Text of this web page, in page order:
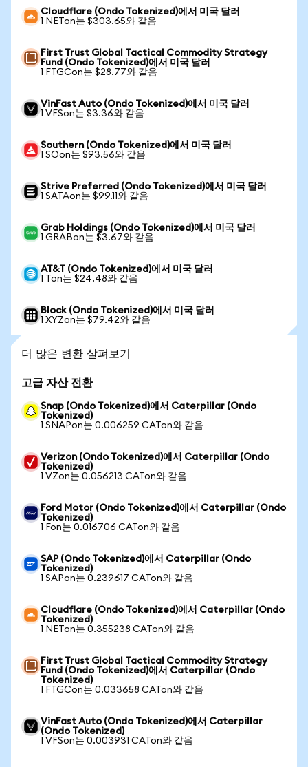
Cloudflare (Ondo Tokenized)에서 미국 달러
1 NETon는 $303.65와 같음
First Trust Global Tactical Commodity Strategy
Fund (Ondo Tokenized)에서 미국 달러
1 FTGCon는 $28.77와 같음
VinFast Auto (Ondo Tokenized)에서 미국 달러
1 VFSon는 $3.36와 같음
Southern (Ondo Tokenized)에서 미국 달러
1 SOon는 $93.56와 같음
Strive Preferred (Ondo Tokenized)에서 미국 달러
1 SATAon는 $99.11와 같음
Grab Holdings (Ondo Tokenized)에서 미국 달러
1 GRABon는 $3.67와 같음
AT&T (Ondo Tokenized)에서 미국 달러
1 Ton는 $24.48와 같음
Block (Ondo Tokenized)에서 미국 달러
1 XYZon는 $79.42와 같음
더 많은 변환 살펴보기
고급 자산 전환
Snap (Ondo Tokenized)에서 Caterpillar (Ondo
Tokenized)
1 SNAPon는 0.006259 CATon와 같음
Verizon (Ondo Tokenized)에서 Caterpillar (Ondo
Tokenized)
1 VZon는 0.056213 CATon와 같음
Ford Motor (Ondo Tokenized)에서 Caterpillar (Ondo
Tokenized)
1 Fon는 0.016706 CATon와 같음
SAP (Ondo Tokenized)에서 Caterpillar (Ondo
Tokenized)
1 SAPon는 0.239617 CATon와 같음
Cloudflare (Ondo Tokenized)에서 Caterpillar (Ondo
Tokenized)
1 NETon는 0.355238 CATon와 같음
First Trust Global Tactical Commodity Strategy
Fund (Ondo Tokenized)에서 Caterpillar (Ondo
Tokenized)
1 FTGCon는 0.033658 CATon와 같음
VinFast Auto (Ondo Tokenized)에서 Caterpillar
(Ondo Tokenized)
1 VFSon는 0.003931 CATon와 같음